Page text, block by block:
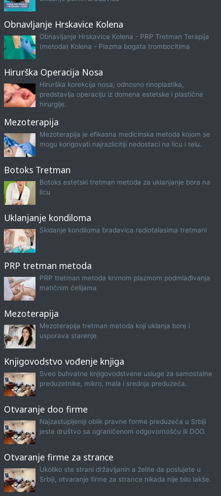
Obnavljanje Hrskavice Kolena
Obnavljanje Hrskavice Kolena - PRP Tretman Terapija
(metoda) Kolena - Plazma bogata trombocitima
Hirurška Operacija Nosa
Hirurška korekcija nosa, odnosno rinoplastika,
predstavlja operaciju iz domena estetske i plastične
hirurgije.
Mezoterapija
Mezoterapija je efikasna medicinska metoda kojom se
mogu korigovati najrazlicitiji nedostaci na licu i telu.
Botoks Tretman
Botoks estetski tretman metoda za uklanjanje bora na
licu
Uklanjanje kondiloma
Skidanje kondiloma bradavica radiotalasima tretmani
PRP tretman metoda
PRP tretman metoda krvnom plazmom podmlađivanja
matičnim ćelijama
Mezoterapija
Mezoterapija tretman metoda koji uklanja bore i
usporava starenje
Knjigovodstvo vođenje knjiga
Sveo buhvatne knjigovodstvene usluge za samostalne
preduzetnike, mikro, mala i srednja preduzeća.
Otvaranje doo firme
Najzastupljeniji oblik pravne forme preduzeća u Srbiji
jeste društvo sa ograničenom odgovornošću ili DOO.
Otvaranje firme za strance
Ukoliko ste strani državljanin a želite da poslujete u
Srbiji, otvaranje firme za strance nikada nije bilo lakše.